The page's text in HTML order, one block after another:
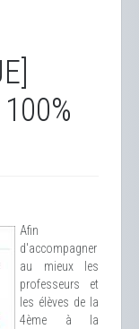
Afin
d'accompagner
au mieux les
professeurs et
les élèves de la
4ème à la